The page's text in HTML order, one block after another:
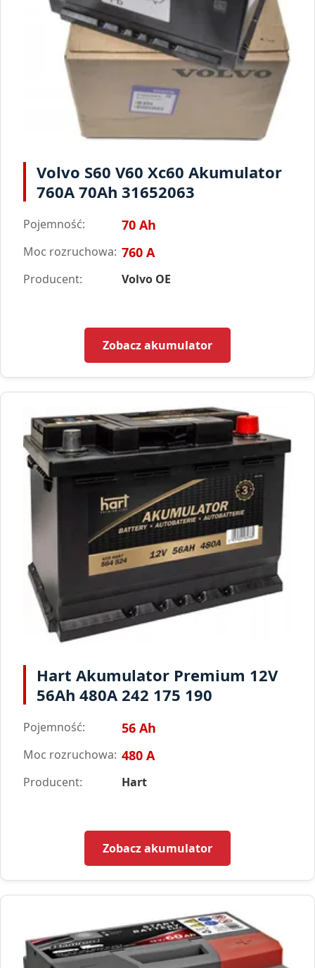
Volvo S60 V60 Xc60 Akumulator
760A 70Ah 31652063
Pojemność: 70 Ah
Moc rozruchowa: 760 A
Producent: Volvo OE
Zobacz akumulator
Hart Akumulator Premium 12V
56Ah 480A 242 175 190
Pojemność: 56 Ah
Moc rozruchowa: 480 A
Producent: Hart
Zobacz akumulator